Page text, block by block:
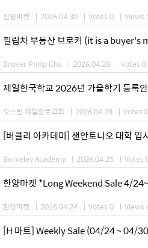
한양마켓 | 2026.04.30 | Votes 0 | Views
필립차 부동산 브로커 (it is a
Broker Philip Cha | 2026.04.28 | Votes 0
제일한국학교 2026년 가을학기 등록
오스틴 제일장로교회 | 2026.04.28 | Votes 0
[버클리 아카데미] 샌안토니오 대학 입
Berkeley Academy | 2026.04.25 | Votes
한양마켓 *Long Weekend Sale 4/
한양마켓 | 2026.04.24 | Votes 0 | Views
[H 마트] Weekly Sale (04/24 ~ 04/